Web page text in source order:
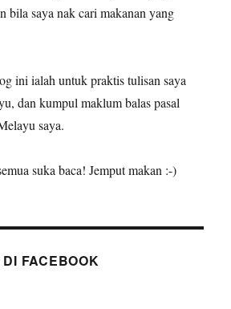
bila saya nak cari makanan yang
ini ialah untuk praktis tulisan saya
dan kumpul maklum balas pasal
saya.
suka baca! Jemput makan :-)
FACEBOOK